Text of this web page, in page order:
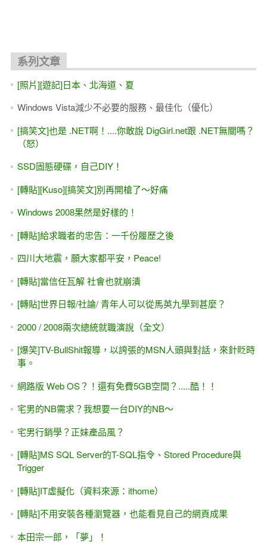
系列文章
[照片][遊記]日本、北海道、夏
Windows Vista減少不必要的服務、最佳化（優化）
[搞笑文]也是 .NET啊！....你敢說 DigGirl.net跟 .NET無關嗎？
（怒）
SSD固態硬碟，自己DIY！
[轉貼][Kuso][搞笑文]別再開槍了～好痛
Windows 2008果然是好樣的！
[轉貼]給求職者的忠告：一千份履歷之後
四川大地震，願大家都平安，Peace!
[轉貼]當信任瓦解 社會也就崩潰
[轉貼]世界日報/社論/ 青年人可以從馬英九學到甚麼？
2000 / 2008兩次總統就職演說（全文）
[爆笑]TV-BullShit報導，以誇張的MSN人頭與對話，來針貶時
事。
網路版 Web OS？！還有免費5GB空間？.....酷！！
宅男的NB需求？我想要一台DIY的NB～
宅男行銷學？正妹產品風？
[轉貼]MS SQL Server的T-SQL指令、Stored Procedure與
Trigger
[轉貼]IT虛擬化（資料來源：ithome）
[轉貼]不用安裝各種瀏覽器，也能看見自己的網頁成果
本田宗一郎，「夢」！